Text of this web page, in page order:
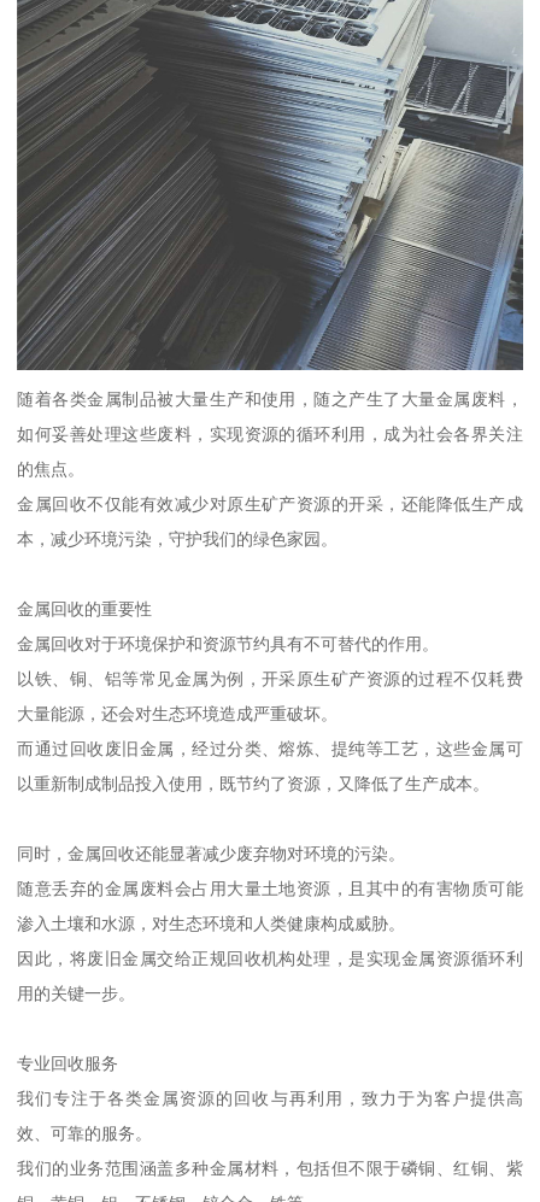
随着各类金属制品被大量生产和使用，随之产生了大量金属废料，
如何妥善处理这些废料，实现资源的循环利用，成为社会各界关注
的焦点。
金属回收不仅能有效减少对原生矿产资源的开采，还能降低生产成
本，减少环境污染，守护我们的绿色家园。
金属回收的重要性
金属回收对于环境保护和资源节约具有不可替代的作用。
以铁、铜、铝等常见金属为例，开采原生矿产资源的过程不仅耗费
大量能源，还会对生态环境造成严重破坏。
而通过回收废旧金属，经过分类、熔炼、提纯等工艺，这些金属可
以重新制成制品投入使用，既节约了资源，又降低了生产成本。
同时，金属回收还能显著减少废弃物对环境的污染。
随意丢弃的金属废料会占用大量土地资源，且其中的有害物质可能
渗入土壤和水源，对生态环境和人类健康构成威胁。
因此，将废旧金属交给正规回收机构处理，是实现金属资源循环利
用的关键一步。
专业回收服务
我们专注于各类金属资源的回收与再利用，致力于为客户提供高
效、可靠的服务。
我们的业务范围涵盖多种金属材料，包括但不限于磷铜、红铜、紫